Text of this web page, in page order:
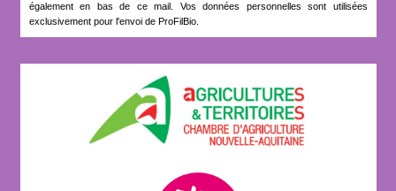
également en bas de ce mail. Vos données personnelles sont utilisées
exclusivement pour l'envoi de ProFilBio.